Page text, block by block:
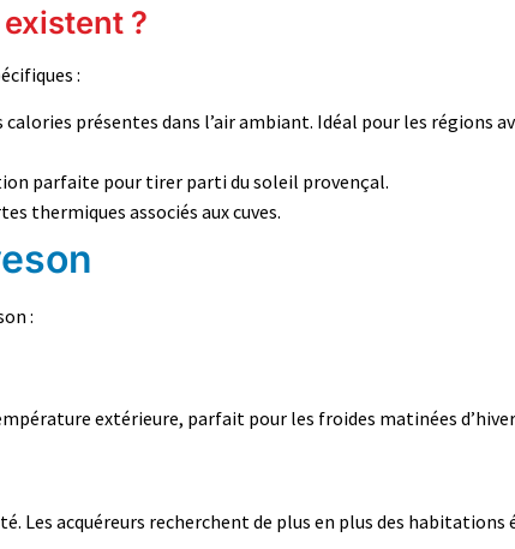
?
:
présentes dans l’air ambiant. Idéal pour les régions
parfaite pour tirer parti du soleil provençal.
thermiques associés aux cuves.
:
extérieure, parfait pour les froides matinées d’hiver
acquéreurs recherchent de plus en plus des habitations